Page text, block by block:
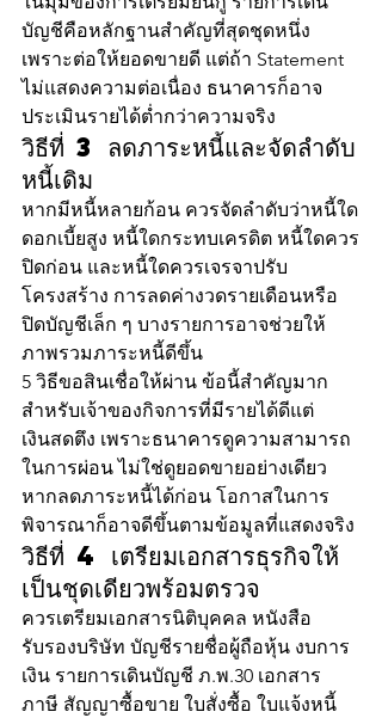
บัญชีคือหลักฐานสำคัญที่สุดชุดหนึ่ง
เพราะต่อให้ยอดขายดี แต่ถ้า Statement
ไม่แสดงความต่อเนื่อง ธนาคารก็อาจ
ประเมินรายได้ต่ำกว่าความจริง
วิธีที่ 3 ลดภาระหนี้และจัดลำดับ
หนี้เดิม
หากมีหนี้หลายก้อน ควรจัดลำดับว่าหนี้ใด
ดอกเบี้ยสูง หนี้ใดกระทบเครดิต หนี้ใดควร
ปิดก่อน และหนี้ใดควรเจรจาปรับ
โครงสร้าง การลดค่างวดรายเดือนหรือ
ปิดบัญชีเล็ก ๆ บางรายการอาจช่วยให้
ภาพรวมภาระหนี้ดีขึ้น
5 วิธีขอสินเชื่อให้ผ่าน ข้อนี้สำคัญมาก
สำหรับเจ้าของกิจการที่มีรายได้ดีแต่
เงินสดตึง เพราะธนาคารดูความสามารถ
ในการผ่อน ไม่ใช่ดูยอดขายอย่างเดียว
หากลดภาระหนี้ได้ก่อน โอกาสในการ
พิจารณาก็อาจดีขึ้นตามข้อมูลที่แสดงจริง
วิธีที่ 4 เตรียมเอกสารธุรกิจให้
เป็นชุดเดียวพร้อมตรวจ
ควรเตรียมเอกสารนิติบุคคล หนังสือ
รับรองบริษัท บัญชีรายชื่อผู้ถือหุ้น งบการ
เงิน รายการเดินบัญชี ภ.พ.30 เอกสาร
ภาษี สัญญาซื้อขาย ใบสั่งซื้อ ใบแจ้งหนี้